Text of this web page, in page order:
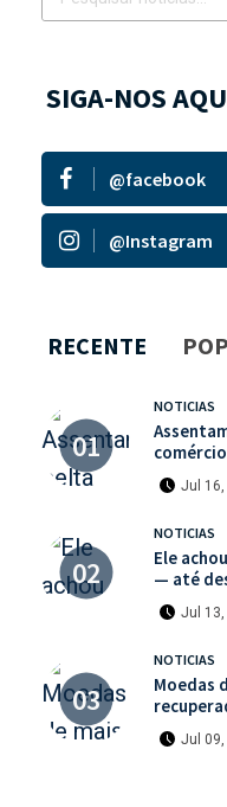
SIGA-NOS
@facebook
@Instagram
RECENTE
NOTICIAS
Jul 16,
NOTICIAS
Ele
— até
valor
Jul 13,
NOTICIAS
Moedas
ilegal
Jul 09,